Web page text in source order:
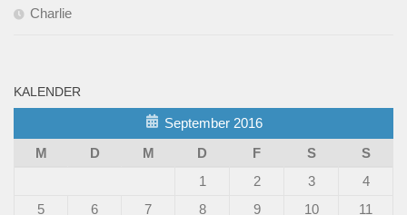
Charlie
KALENDER
September 2016
M
D M D F S
S
1
2 3
4
5
6 7 8 9 10 11